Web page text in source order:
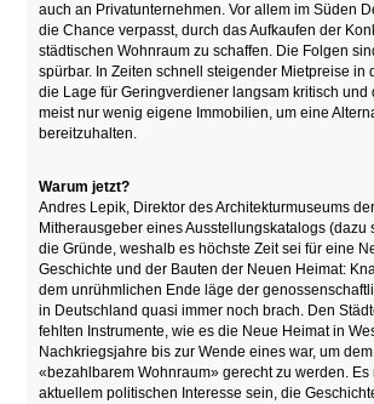
auch an Privatunternehmen. Vor allem im Süden
die Chance verpasst, durch das Aufkaufen der
städtischen Wohnraum zu schaffen. Die Folgen
spürbar. In Zeiten schnell steigender Mietpreise in
die Lage für Geringverdiener langsam kritisch und
meist nur wenig eigene Immobilien, um eine
bereitzuhalten.
Warum jetzt?
Andres Lepik, Direktor des Architekturmuseums
Mitherausgeber eines Ausstellungskatalogs (dazu
die Gründe, weshalb es höchste Zeit sei für eine
Geschichte und der Bauten der Neuen Heimat:
dem unrühmlichen Ende läge der
in Deutschland quasi immer noch brach. Den
fehlten Instrumente, wie es die Neue Heimat in
Nachkriegsjahre bis zur Wende eines war, um
«bezahlbarem Wohnraum» gerecht zu werden. Es
aktuellem politischen Interesse sein, die